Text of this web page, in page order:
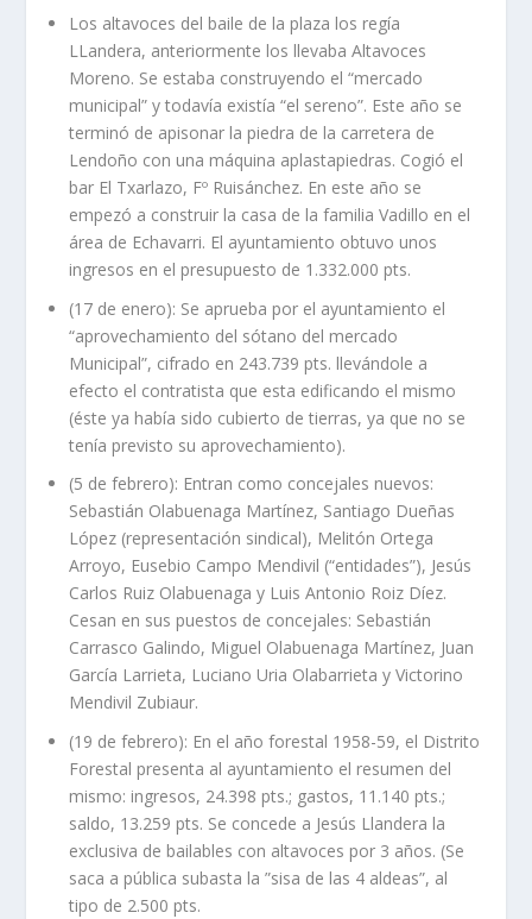
Los altavoces del baile de la plaza los regía
LLandera, anteriormente los llevaba Altavoces
Moreno. Se estaba construyendo el “mercado
municipal” y todavía existía “el sereno”. Este año se
terminó de apisonar la piedra de la carretera de
Lendoño con una máquina aplastapiedras. Cogió el
bar El Txarlazo, Fº Ruisánchez. En este año se
empezó a construir la casa de la familia Vadillo en el
área de Echavarri. El ayuntamiento obtuvo unos
ingresos en el presupuesto de 1.332.000 pts.
(17 de enero): Se aprueba por el ayuntamiento el
“aprovechamiento del sótano del mercado
Municipal”, cifrado en 243.739 pts. llevándole a
efecto el contratista que esta edificando el mismo
(éste ya había sido cubierto de tierras, ya que no se
tenía previsto su aprovechamiento).
(5 de febrero): Entran como concejales nuevos:
Sebastián Olabuenaga Martínez, Santiago Dueñas
López (representación sindical), Melitón Ortega
Arroyo, Eusebio Campo Mendivil (“entidades”), Jesús
Carlos Ruiz Olabuenaga y Luis Antonio Roiz Díez.
Cesan en sus puestos de concejales: Sebastián
Carrasco Galindo, Miguel Olabuenaga Martínez, Juan
García Larrieta, Luciano Uria Olabarrieta y Victorino
Mendivil Zubiaur.
(19 de febrero): En el año forestal 1958-59, el Distrito
Forestal presenta al ayuntamiento el resumen del
mismo: ingresos, 24.398 pts.; gastos, 11.140 pts.;
saldo, 13.259 pts. Se concede a Jesús Llandera la
exclusiva de bailables con altavoces por 3 años. (Se
saca a pública subasta la ”sisa de las 4 aldeas”, al
tipo de 2.500 pts.